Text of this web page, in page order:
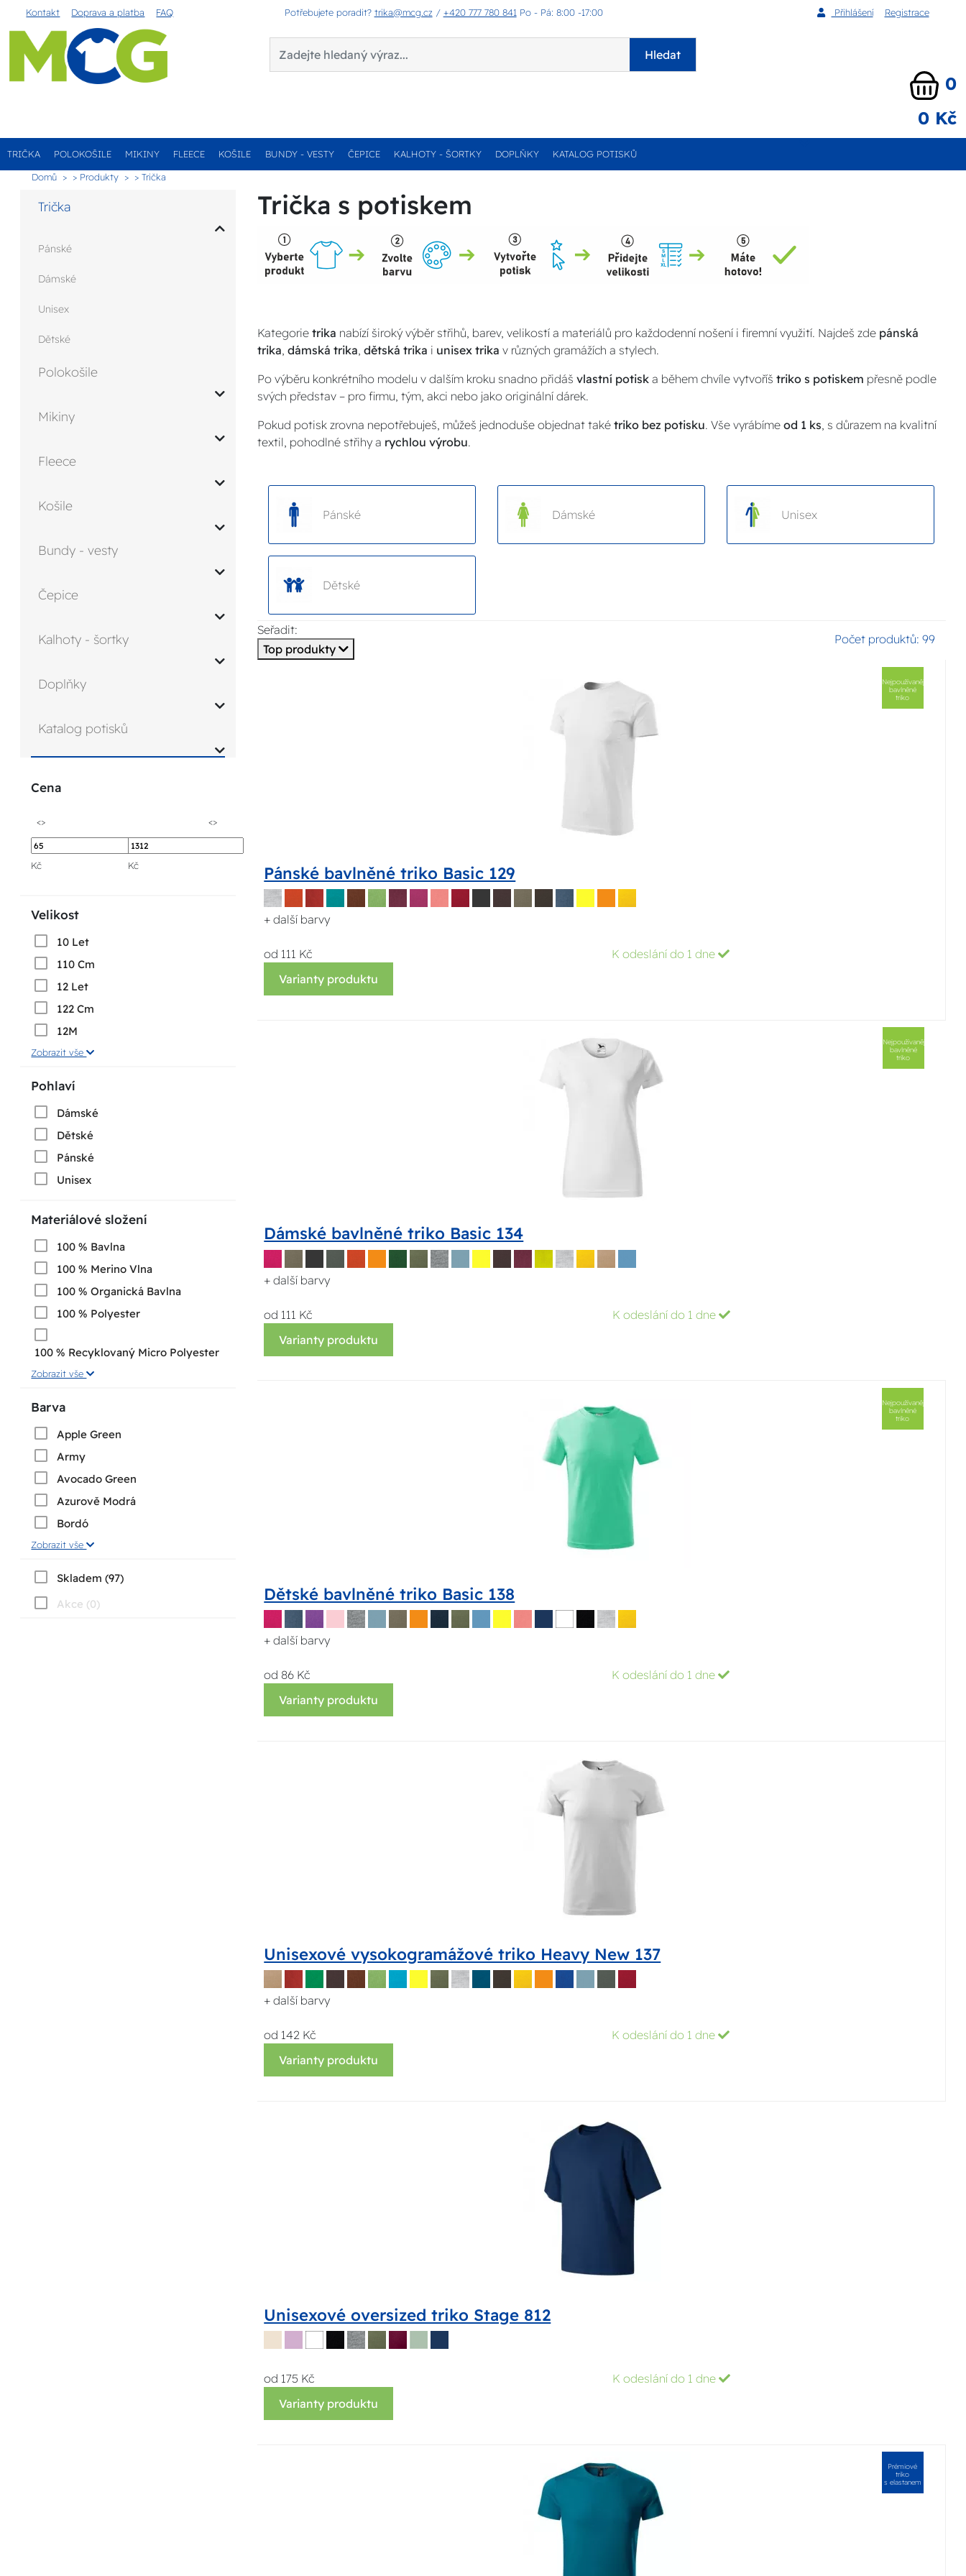
Kontakt Doprava a platba FAQ Potřebujete poradit? trika@mcg.cz / +420 777 780 841 Po - Pá: 8:00 -17:00 Přihlášení Registrace
Hledat
0
0 Kč
TRIČKA POLOKOŠILE MIKINY FLEECE KOŠILE BUNDY - VESTY ČEPICE KALHOTY - ŠORTKY DOPLŇKY KATALOG POTISKŮ
Domů > Produkty > Trička
Trička
Pánské
Dámské
Unisex
Dětské
Polokošile
Mikiny
Fleece
Košile
Bundy - vesty
Čepice
Kalhoty - šortky
Doplňky
Katalog potisků
Cena
<> <>
Kč Kč
Velikost
10 Let
110 Cm
12 Let
122 Cm
12M
Zobrazit vše
Pohlaví
Dámské
Dětské
Pánské
Unisex
Materiálové složení
100 % Bavlna
100 % Merino Vlna
100 % Organická Bavlna
100 % Polyester
100 % Recyklovaný Micro Polyester
Zobrazit vše
Barva
Apple Green
Army
Avocado Green
Azurově Modrá
Bordó
Zobrazit vše
Skladem (97)
Akce (0)
Trička s potiskem
Kategorie trika nabízí široký výběr střihů, barev, velikostí a materiálů pro každodenní nošení i firemní využití. Najdeš zde pánská
trika, dámská trika, dětská trika i unisex trika v různých gramážích a stylech.
Po výběru konkrétního modelu v dalším kroku snadno přidáš vlastní potiska během chvíle vytvoříš triko s potiskem přesně podle
svých představ – pro firmu, tým, akci nebo jako originální dárek.
Pokud potisk zrovna nepotřebuješ, můžeš jednoduše objednat také triko bez potisku. Vše vyrábíme od 1 ks, s důrazem na kvalitní
textil, pohodlné střihy a rychlou výrobu.
Pánské Dámské Unisex
Dětské
Seřadit:
Top produkty
Počet produktů: 99
Nejpoužívanější
bavlněné
triko
Pánské bavlněné triko Basic 129
+ další barvy
od 111 Kč
K odeslání do 1 dne
Varianty produktu
Nejpoužívanější
bavlněné
triko
Dámské bavlněné triko Basic 134
+ další barvy
od 111 Kč
K odeslání do 1 dne
Varianty produktu
Nejpoužívanější
bavlněné
triko
Dětské bavlněné triko Basic 138
+ další barvy
od 86 Kč
K odeslání do 1 dne
Varianty produktu
Unisexové vysokogramážové triko Heavy New 137
+ další barvy
od 142 Kč
K odeslání do 1 dne
Varianty produktu
Unisexové oversized triko Stage 812
od 175 Kč
K odeslání do 1 dne
Varianty produktu
Prémiové
triko
s elastanem